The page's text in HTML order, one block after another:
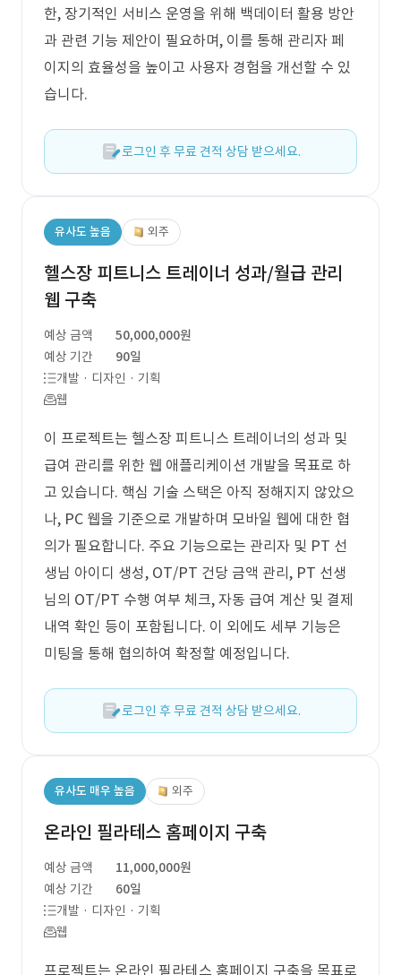
한, 장기적인 서비스 운영을 위해 백데이터 활용 방안
과 관련 기능 제안이 필요하며, 이를 통해 관리자 페
이지의 효율성을 높이고 사용자 경험을 개선할 수 있
습니다.
로그인 후 무료 견적 상담 받으세요.
유사도 높음 외주
헬스장 피트니스 트레이너 성과/월급 관리
웹 구축
예상 금액
50,000,000원
예상 기간
90일
개발 · 디자인 · 기획
웹
이 프로젝트는 헬스장 피트니스 트레이너의 성과 및
급여 관리를 위한 웹 애플리케이션 개발을 목표로 하
고 있습니다. 핵심 기술 스택은 아직 정해지지 않았으
나, PC 웹을 기준으로 개발하며 모바일 웹에 대한 협
의가 필요합니다. 주요 기능으로는 관리자 및 PT 선
생님 아이디 생성, OT/PT 건당 금액 관리, PT 선생
님의 OT/PT 수행 여부 체크, 자동 급여 계산 및 결제
내역 확인 등이 포함됩니다. 이 외에도 세부 기능은
미팅을 통해 협의하여 확정할 예정입니다.
로그인 후 무료 견적 상담 받으세요.
유사도 매우 높음 외주
온라인 필라테스 홈페이지 구축
예상 금액
11,000,000원
예상 기간
60일
개발 · 디자인 · 기획
웹
프로젝트는 온라인 필라테스 홈페이지 구축을 목표로